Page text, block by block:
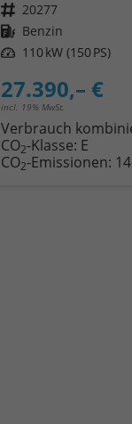
Fahrzeugnr. 20277
Kraftstoff Benzin
Leistung 110 kW (150 PS)
27.390,– €
incl. 19% MwSt.
Verbrauch
CO2-Klasse: E
CO2-Emissionen: